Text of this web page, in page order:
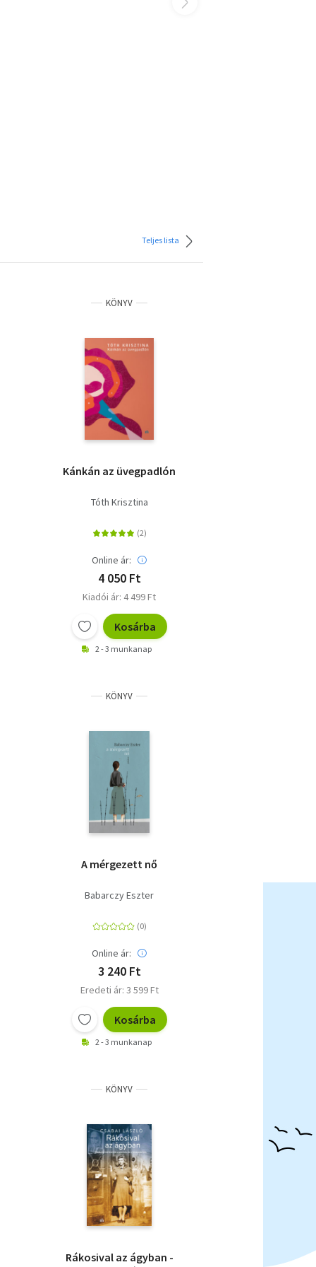
Teljes lista
KÖNYV
Kánkán az üvegpadlón
Tóth Krisztina
Online ár:
4 050 Ft
Kiadói ár: 4 499 Ft
Kosárba
2 - 3 munkanap
KÖNYV
A mérgezett nő
Babarczy Eszter
Online ár:
3 240 Ft
Eredeti ár: 3 599 Ft
Kosárba
2 - 3 munkanap
KÖNYV
Rákosival az ágyban -